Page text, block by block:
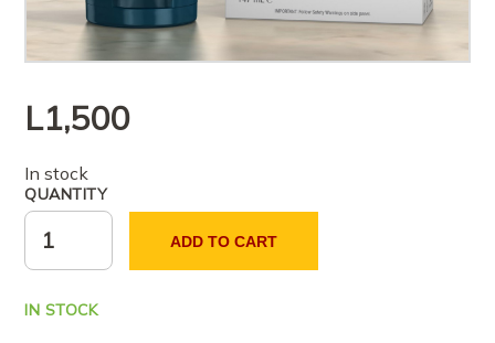
L1,500
In stock
QUANTITY
ADD TO CART
IN STOCK